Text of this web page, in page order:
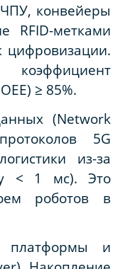
конвейеры
RFID-метками
цифровизации.
коэффициент
≥ 85%.
(Network
5G
из-за
< 1 мс). Это
роботов в
платформы и